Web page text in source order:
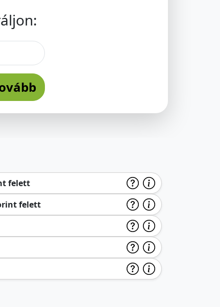
felett
felett